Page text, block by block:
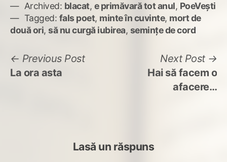
Archived: blacat, e primăvară tot anul, PoeVești
Tagged: fals poet, minte în cuvinte, mort de
două ori, să nu curgă iubirea, semințe de cord
Navigare
în
Previous PostPrevious
La ora asta
Next Post
Hai să facem o
afacere…
Lasă un răspuns